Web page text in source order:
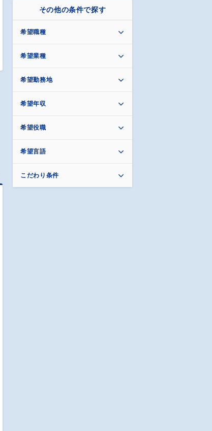
その他の条件で探す
希望職種
希望業種
希望勤務地
希望年収
希望役職
希望言語
こだわり条件